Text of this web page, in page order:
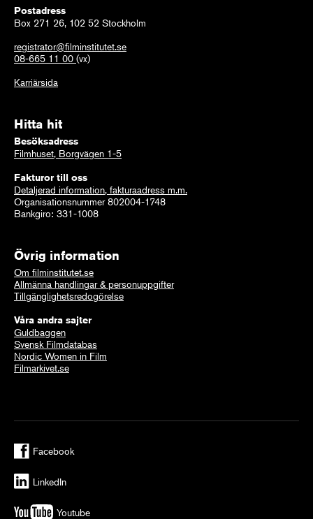
Postadress
Box 271 26, 102 52 Stockholm
registrator@filminstitutet.se
08-665 11 00 (vx)
Karriärsida
Hitta hit
Besöksadress
Filmhuset, Borgvägen 1-5
Fakturor till oss
Detaljerad information, fakturaadress m.m.
Organisationsnummer 802004-1748
Bankgiro: 331-1008
Övrig information
Om filminstitutet.se
Allmänna handlingar & personuppgifter
Tillgänglighetsredogörelse
Våra andra sajter
Guldbaggen
Svensk Filmdatabas
Nordic Women in Film
Filmarkivet.se
Facebook
LinkedIn
Youtube